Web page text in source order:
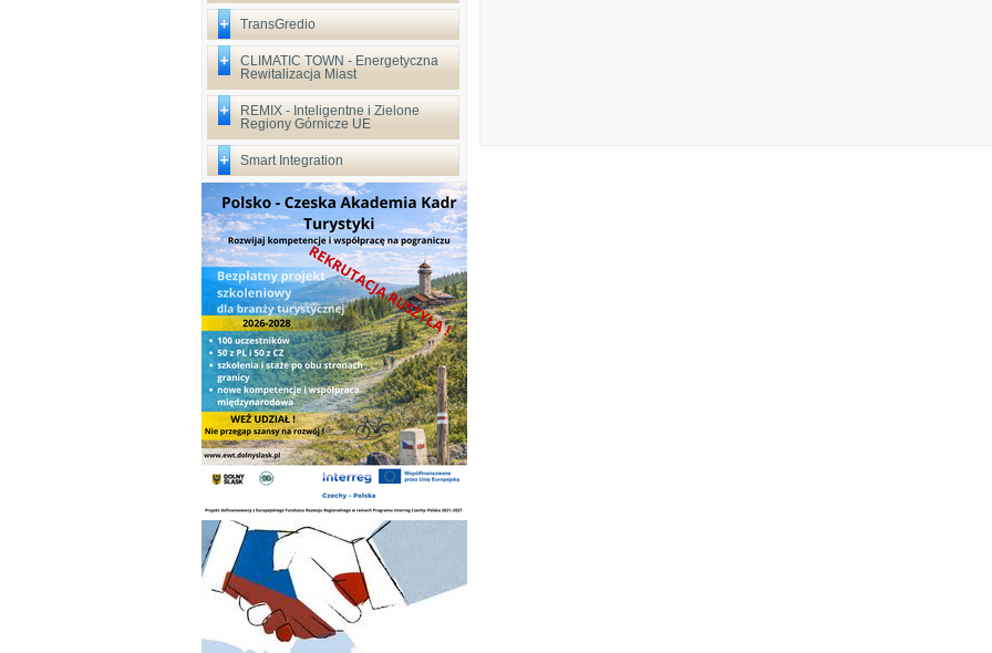
TransGredio
CLIMATIC TOWN - Energetyczna
Rewitalizacja Miast
REMIX - Inteligentne i Zielone
Regiony Górnicze UE
Smart Integration